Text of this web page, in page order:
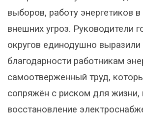
выборов, работу энергетиков
внешних угроз. Руководители
округов единодушно выразили
благодарности работникам
самоотверженный труд,
сопряжён с риском для жизни,
восстановление